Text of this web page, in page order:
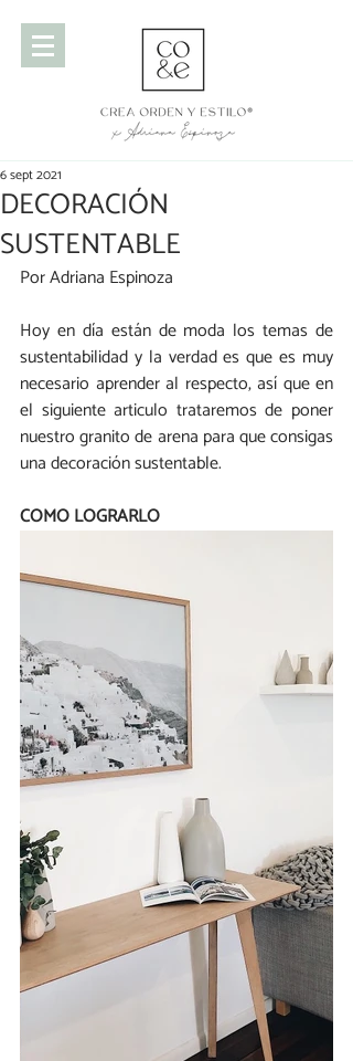
DECORACIÓN
SUSTENTABLE
6 sept 2021
Por Adriana Espinoza
Hoy en día están de moda los temas de
sustentabilidad y la verdad es que es muy
necesario aprender al respecto, así que en
el siguiente articulo trataremos de poner
nuestro granito de arena para que consigas
una decoración sustentable.
COMO LOGRARLO